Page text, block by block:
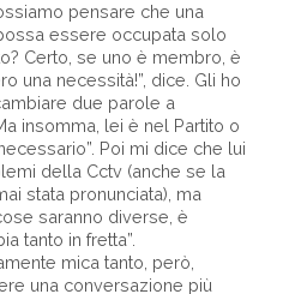
pensare che una
essere occupata solo
Certo, se uno è membro, è
una necessità!”, dice. Gli ho
due parole a
insomma, lei è nel Partito o
Poi mi dice che lui
della Cctv (anche se la
stata pronunciata), ma
saranno diverse, è
tanto in fretta”.
mica tanto, però,
una conversazione più